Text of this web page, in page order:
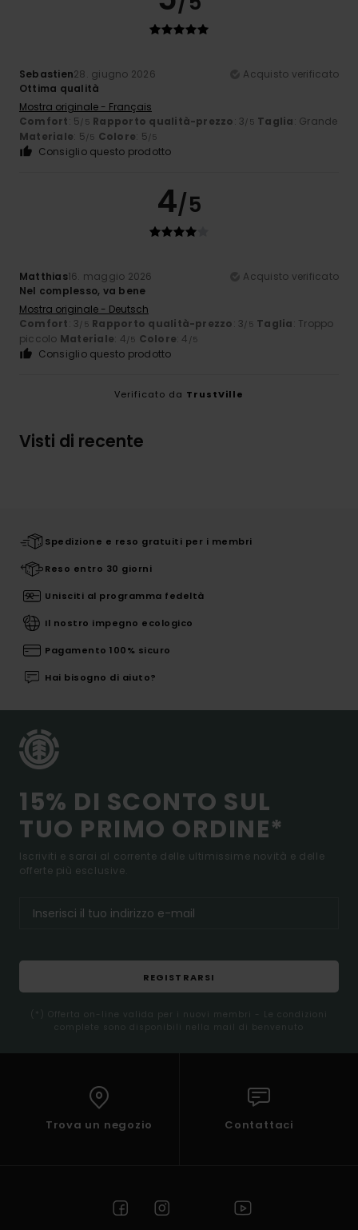
Sebastien28. giugno 2026
Acquisto verificato
Ottima qualità
Mostra originale - Français
Comfort: 5/5 Rapporto qualità-prezzo: 3/5 Taglia: Grande
Materiale: 5/5 Colore: 5/5
Consiglio questo prodotto
4/5
Matthias16. maggio 2026
Acquisto verificato
Nel complesso, va bene
Mostra originale - Deutsch
Comfort: 3/5 Rapporto qualità-prezzo: 3/5 Taglia: Troppo
piccolo Materiale: 4/5 Colore: 4 /5
Consiglio questo prodotto
Verificato da TrustVille
Visti di recente
Spedizione e reso gratuiti per i membri
Reso entro 30 giorni
Unisciti al programma fedeltà
Il nostro impegno ecologico
Pagamento 100% sicuro
Hai bisogno di aiuto?
15% DI SCONTO SUL
TUO PRIMO ORDINE*
Iscriviti e sarai al corrente delle ultimissime novità e delle
offerte più esclusive.
REGISTRARSI
(*) Offerta on-line valida per i nuovi membri - Le condizioni
complete sono disponibili nella mail di benvenuto
Trova un negozio Contattaci